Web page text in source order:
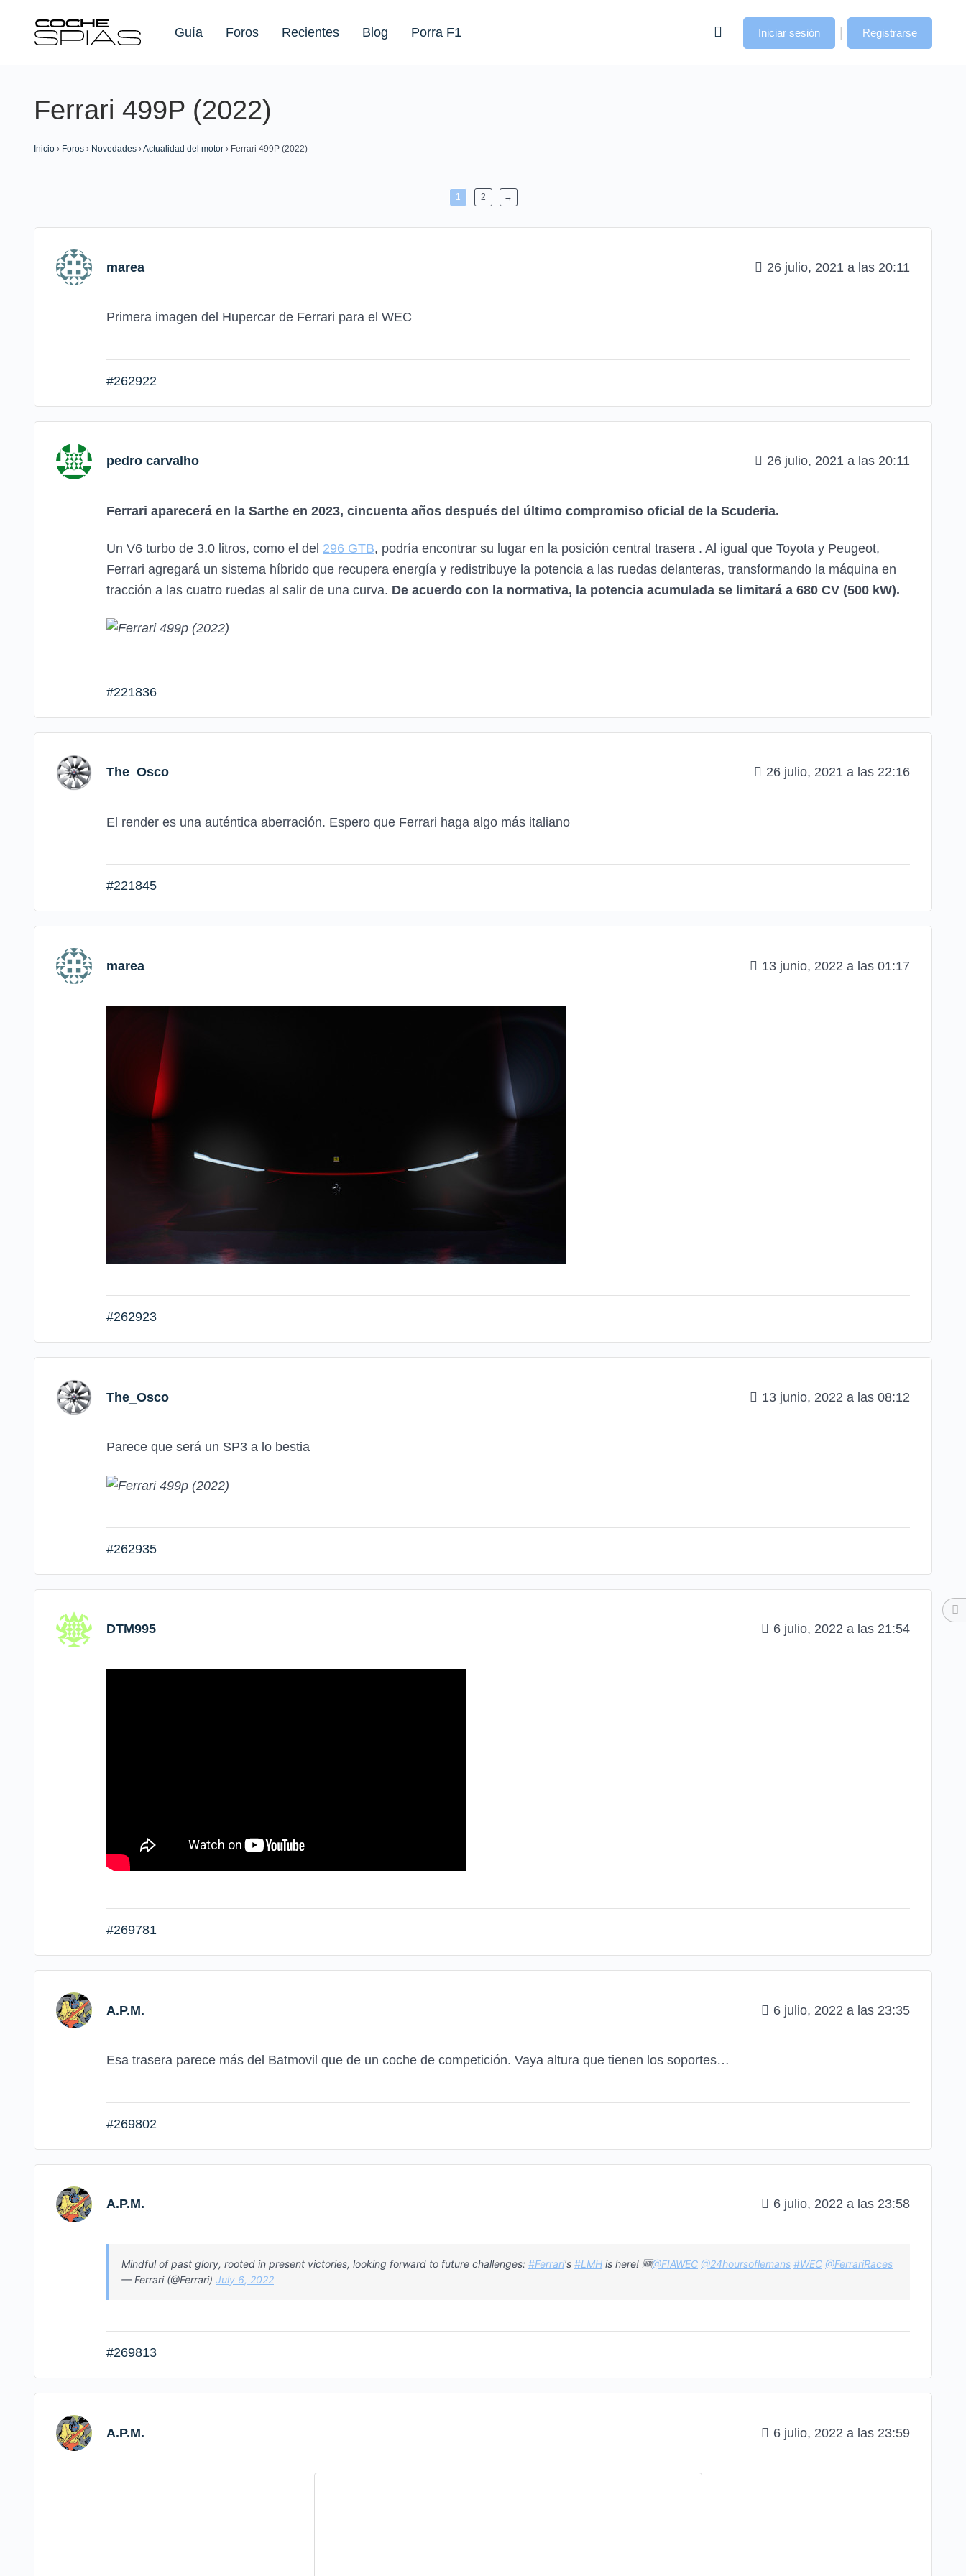
Guía Foros Recientes Blog Porra F1
Buscar:
Iniciar sesión | Registrarse
Ferrari 499P (2022)
Inicio › Foros › Novedades ›Actualidad del motor › Ferrari 499P (2022)
1 2 →
marea 26 julio, 2021 a las 20:11
Primera imagen del Hupercar de Ferrari para el WEC
#262922
pedro carvalho 26 julio, 2021 a las 20:11
Ferrari aparecerá en la Sarthe en 2023, cincuenta años después del último compromiso oficial de la Scuderia.
Un V6 turbo de 3.0 litros, como el del 296 GTB, podría encontrar su lugar en la posición central trasera . Al igual que Toyota y Peugeot,
Ferrari agregará un sistema híbrido que recupera energía y redistribuye la potencia a las ruedas delanteras, transformando la máquina en
tracción a las cuatro ruedas al salir de una curva. De acuerdo con la normativa, la potencia acumulada se limitará a 680 CV (500 kW).
#221836
The_Osco 26 julio, 2021 a las 22:16
El render es una auténtica aberración. Espero que Ferrari haga algo más italiano
#221845
marea 13 junio, 2022 a las 01:17
#262923
The_Osco 13 junio, 2022 a las 08:12
Parece que será un SP3 a lo bestia
#262935
DTM995 6 julio, 2022 a las 21:54
#269781
A.P.M. 6 julio, 2022 a las 23:35
Esa trasera parece más del Batmovil que de un coche de competición. Vaya altura que tienen los soportes…
#269802
A.P.M. 6 julio, 2022 a las 23:58
Mindful of past glory, rooted in present victories, looking forward to future challenges: #Ferrari's #LMH is here! 🆕@FIAWEC @24hoursoflemans #WEC @FerrariRaces
— Ferrari (@Ferrari) July 6, 2022
#269813
A.P.M. 6 julio, 2022 a las 23:59